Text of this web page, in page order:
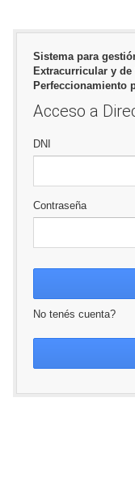
Sistema para
Extracurricular y
Perfeccionamiento
Acceso a
DNI
Contraseña
No tenés cuenta?